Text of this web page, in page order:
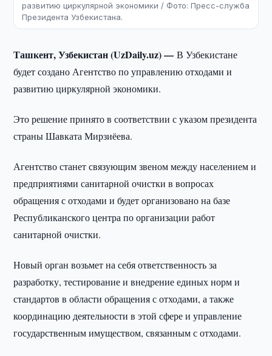
развитию циркулярной экономики / Фото: Пресс-служба
Президента Узбекистана.
Ташкент, Узбекистан (UzDaily.uz) —В Узбекистане
будет создано Агентство по управлению отходами и
развитию циркулярной экономики.
Это решение принято в соответствии с указом президента
страны Шавката Мирзиёева.
Агентство станет связующим звеном между населением и
предприятиями санитарной очистки в вопросах
обращения с отходами и будет организовано на базе
Республиканского центра по организации работ
санитарной очистки.
Новый орган возьмет на себя ответственность за
разработку, тестирование и внедрение единых норм и
стандартов в области обращения с отходами, а также
координацию деятельности в этой сфере и управление
государственным имуществом, связанным с отходами.